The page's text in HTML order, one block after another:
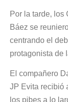
Por la tarde, los
Báez se
centrando el
protagonista de
El compañero
JP Evita recibió
los pibes a lo